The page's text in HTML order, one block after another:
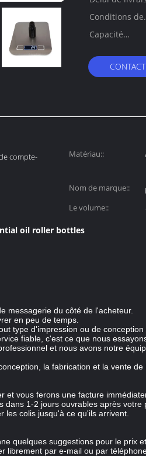
Conditions de
paiement:
Capacité
compte-
Matériau::
Nom de marque::
Le volume::
oil roller bottles
messagerie du côté de l'acheteur.
en peu de temps.
type d'impression ou de conception
fiable, c'est ce que nous
et nous avons notre
la fabrication et la vente
et vous ferons une facture
1-2 jours ouvrables après votre
les colis jusqu'à ce qu'ils arrivent.
quelques suggestions pour le prix
librement par e-mail ou par